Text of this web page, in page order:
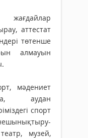
аттестат
төтенше
алмауын
мәдениет
аудан
спорт
музей,